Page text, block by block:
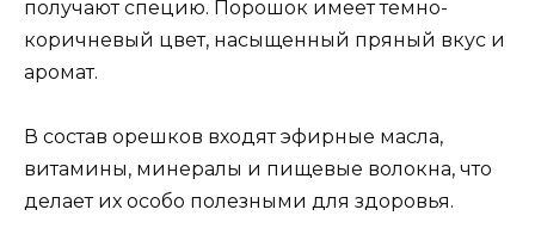
получают специю. Порошок имеет темно-
коричневый цвет, насыщенный пряный вкус и
аромат.
В состав орешков входят эфирные масла,
витамины, минералы и пищевые волокна, что
делает их особо полезными для здоровья.